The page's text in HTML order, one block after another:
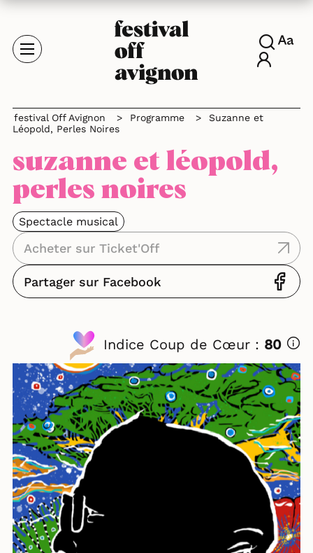
festival Off Avignon > Programme >
Suzanne et
Léopold, Perles Noires
suzanne et léopold,
perles noires
Spectacle musical
Acheter sur Ticket'Off
Partager sur Facebook
Indice Coup de Cœur : 80